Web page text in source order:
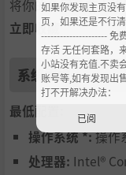
将你的鱼展示在水
立即收藏
系统需求
最低配置:
操作系统 *:操作
处理器: Intel®
如果你发现主页没
页，如果还是不行
--------------------- 免
存活 无任何套路，
小站没有充值.不卖
账号等,如有发现出
打不开解决办法：
已阅